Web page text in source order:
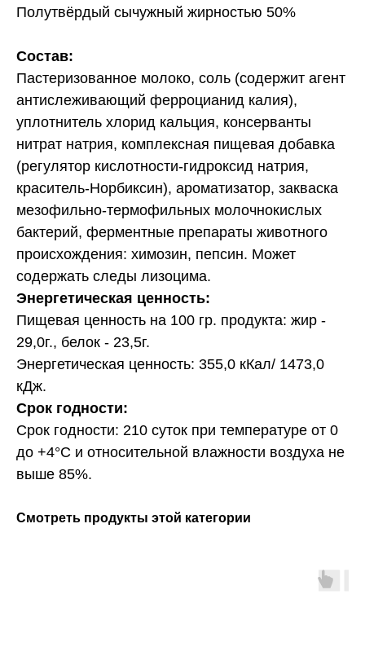
Полутвёрдый сычужный жирностью 50%
Состав:
Пастеризованное молоко, соль (содержит агент
антислеживающий ферроцианид калия),
уплотнитель хлорид кальция, консерванты
нитрат натрия, комплексная пищевая добавка
(регулятор кислотности-гидроксид натрия,
краситель-Норбиксин), ароматизатор, закваска
мезофильно-термофильных молочнокислых
бактерий, ферментные препараты животного
происхождения: химозин, пепсин. Может
содержать следы лизоцима.
Энергетическая ценность:
Пищевая ценность на 100 гр. продукта: жир -
29,0г., белок - 23,5г.
Энергетическая ценность: 355,0 кКал/ 1473,0
кДж.
Срок годности:
Срок годности: 210 суток при температуре от 0
до +4°С и относительной влажности воздуха не
выше 85%.
Смотреть продукты этой категории